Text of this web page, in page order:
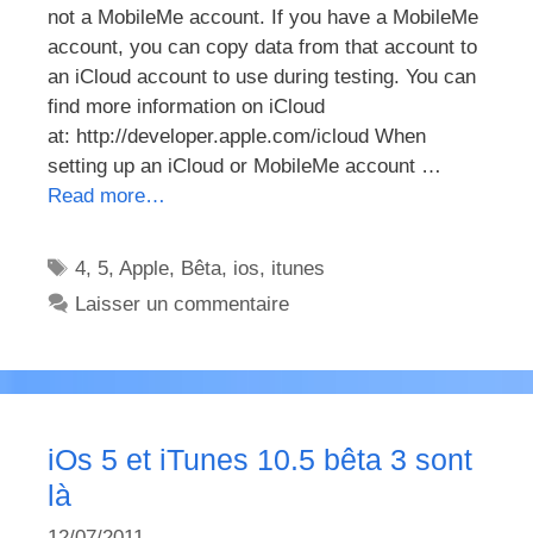
not a MobileMe account. If you have a MobileMe
account, you can copy data from that account to
an iCloud account to use during testing. You can
find more information on iCloud
at: http://developer.apple.com/icloud When
setting up an iCloud or MobileMe account …
Read more…
Étiquettes
4, 5,Apple, Bêta, ios, itunes
Laisser un commentaire
iOs 5 et iTunes 10.5 bêta 3 sont
là